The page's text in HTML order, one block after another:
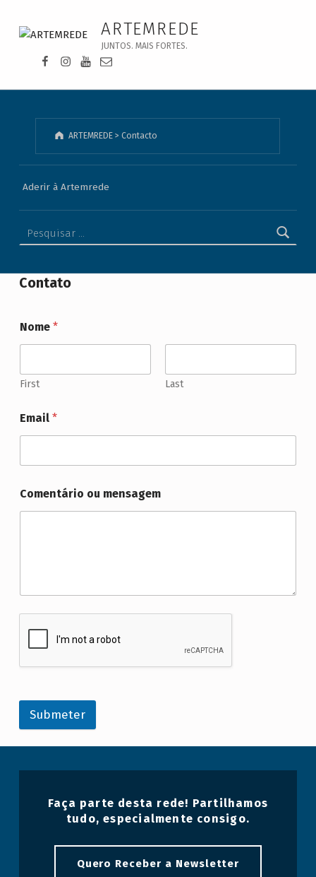
Contacto - ARTEMREDE
ARTEMREDE
JUNTOS. MAIS FORTES.
Facebook da Artemrede
Instagram da Artemrede
Youtube da Artemrede
Email para artemrede@artemrede.pt
ARTEMREDE> Contacto
Aderir à Artemrede
Contato
Nome *
First Last
Email *
Comentário ou mensagem
Submeter
Voltar à navegação principal
Faça parte desta rede! Partilhamos
tudo, especialmente consigo.
Quero Receber a Newsletter